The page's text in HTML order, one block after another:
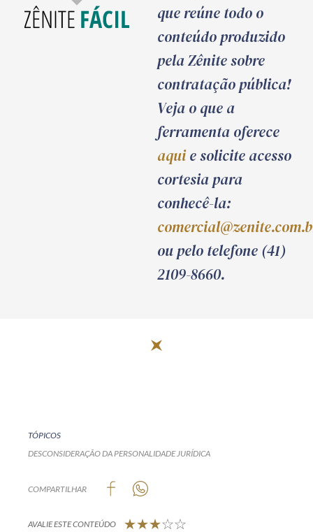
que reúne todo o
conteúdo produzido
pela Zênite sobre
contratação pública!
Veja o que a
ferramenta oferece
aquie solicite acesso
cortesia para
conhecê-la:
ou pelo telefone (41)
2109-8660.
TÓPICOS
DESCONSIDERAÇÃO DA PERSONALIDADE JURÍDICA
COMPARTILHAR
AVALIE ESTE CONTEÚDO